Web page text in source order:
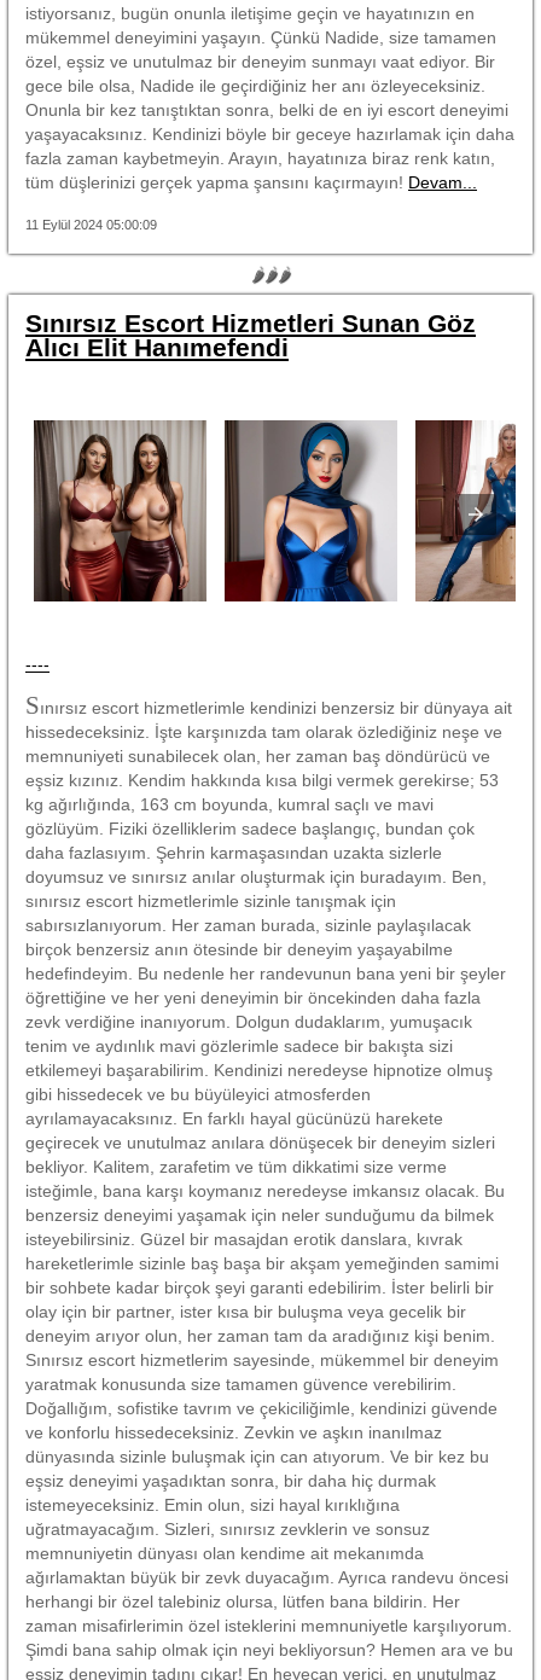
istiyorsanız, bugün onunla iletişime geçin ve hayatınızın en
mükemmel deneyimini yaşayın. Çünkü Nadide, size tamamen
özel, eşsiz ve unutulmaz bir deneyim sunmayı vaat ediyor. Bir
gece bile olsa, Nadide ile geçirdiğiniz her anı özleyeceksiniz.
Onunla bir kez tanıştıktan sonra, belki de en iyi escort deneyimi
yaşayacaksınız. Kendinizi böyle bir geceye hazırlamak için daha
fazla zaman kaybetmeyin. Arayın, hayatınıza biraz renk katın,
tüm düşlerinizi gerçek yapma şansını kaçırmayın! Devam...
11 Eylül 2024 05:00:09
🌶🌶🌶
Sınırsız Escort Hizmetleri Sunan Göz
Alıcı Elit Hanımefendi
----
Sınırsız escort hizmetlerimle kendinizi benzersiz bir dünyaya ait
hissedeceksiniz. İşte karşınızda tam olarak özlediğiniz neşe ve
memnuniyeti sunabilecek olan, her zaman baş döndürücü ve
eşsiz kızınız. Kendim hakkında kısa bilgi vermek gerekirse; 53
kg ağırlığında, 163 cm boyunda, kumral saçlı ve mavi
gözlüyüm. Fiziki özelliklerim sadece başlangıç, bundan çok
daha fazlasıyım. Şehrin karmaşasından uzakta sizlerle
doyumsuz ve sınırsız anılar oluşturmak için buradayım. Ben,
sınırsız escort hizmetlerimle sizinle tanışmak için
sabırsızlanıyorum. Her zaman burada, sizinle paylaşılacak
birçok benzersiz anın ötesinde bir deneyim yaşayabilme
hedefindeyim. Bu nedenle her randevunun bana yeni bir şeyler
öğrettiğine ve her yeni deneyimin bir öncekinden daha fazla
zevk verdiğine inanıyorum. Dolgun dudaklarım, yumuşacık
tenim ve aydınlık mavi gözlerimle sadece bir bakışta sizi
etkilemeyi başarabilirim. Kendinizi neredeyse hipnotize olmuş
gibi hissedecek ve bu büyüleyici atmosferden
ayrılamayacaksınız. En farklı hayal gücünüzü harekete
geçirecek ve unutulmaz anılara dönüşecek bir deneyim sizleri
bekliyor. Kalitem, zarafetim ve tüm dikkatimi size verme
isteğimle, bana karşı koymanız neredeyse imkansız olacak. Bu
benzersiz deneyimi yaşamak için neler sunduğumu da bilmek
isteyebilirsiniz. Güzel bir masajdan erotik danslara, kıvrak
hareketlerimle sizinle baş başa bir akşam yemeğinden samimi
bir sohbete kadar birçok şeyi garanti edebilirim. İster belirli bir
olay için bir partner, ister kısa bir buluşma veya gecelik bir
deneyim arıyor olun, her zaman tam da aradığınız kişi benim.
Sınırsız escort hizmetlerim sayesinde, mükemmel bir deneyim
yaratmak konusunda size tamamen güvence verebilirim.
Doğallığım, sofistike tavrım ve çekiciliğimle, kendinizi güvende
ve konforlu hissedeceksiniz. Zevkin ve aşkın inanılmaz
dünyasında sizinle buluşmak için can atıyorum. Ve bir kez bu
eşsiz deneyimi yaşadıktan sonra, bir daha hiç durmak
istemeyeceksiniz. Emin olun, sizi hayal kırıklığına
uğratmayacağım. Sizleri, sınırsız zevklerin ve sonsuz
memnuniyetin dünyası olan kendime ait mekanımda
ağırlamaktan büyük bir zevk duyacağım. Ayrıca randevu öncesi
herhangi bir özel talebiniz olursa, lütfen bana bildirin. Her
zaman misafirlerimin özel isteklerini memnuniyetle karşılıyorum.
Şimdi bana sahip olmak için neyi bekliyorsun? Hemen ara ve bu
eşsiz deneyimin tadını çıkar! En heyecan verici, en unutulmaz